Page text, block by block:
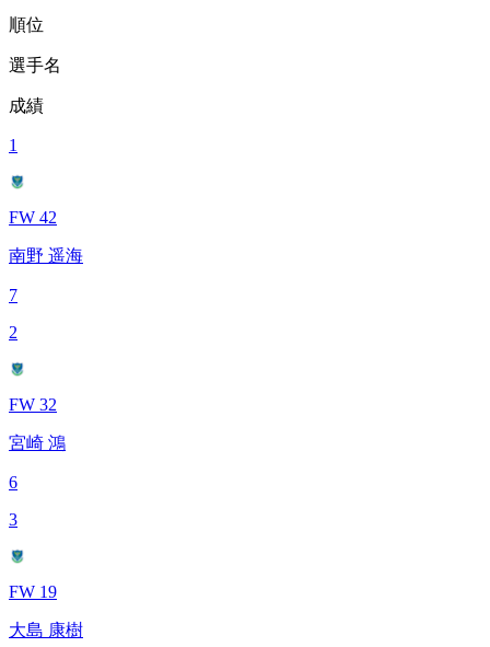
順位
選手名
成績
1
FW 42
南野 遥海
7
2
FW 32
宮崎 鴻
6
3
FW 19
大島 康樹